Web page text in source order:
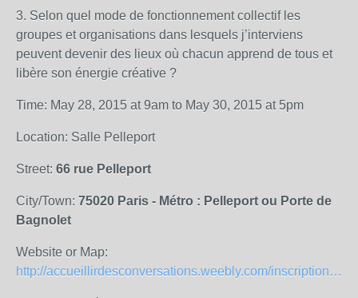
3. Selon quel mode de fonctionnement collectif les
groupes et organisations dans lesquels j’interviens
peuvent devenir des lieux où chacun apprend de tous et
libère son énergie créative ?
Time: May 28, 2015 at 9am to May 30, 2015 at 5pm
Location: Salle Pelleport
Street: 66 rue Pelleport
City/Town: 75020 Paris - Métro : Pelleport ou Porte de
Bagnolet
Website or Map:
http://accueillirdesconversations.weebly.com/inscription.html